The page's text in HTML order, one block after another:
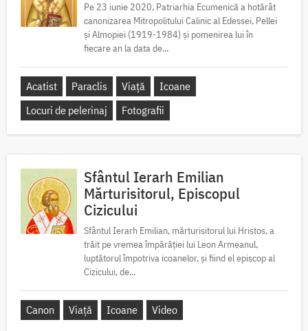
Pe 23 iunie 2020, Patriarhia Ecumenică a hotărât
canonizarea Mitropolitului Calinic al Edessei, Pellei
și Almopiei (1919-1984) și pomenirea lui în
fiecare an la data de...
Acatist Paraclis Viață
Icoane
Locuri de pelerinaj
Fotografii
Sfântul Ierarh Emilian
Mărturisitorul, Episcopul
Cizicului
Sfântul Ierarh Emilian, mărturisitorul lui Hristos, a
trăit pe vremea împărăției lui Leon Armeanul,
luptătorul împotriva icoanelor, și fiind el episcop al
Cizicului, de...
Canon Viață Icoane Video